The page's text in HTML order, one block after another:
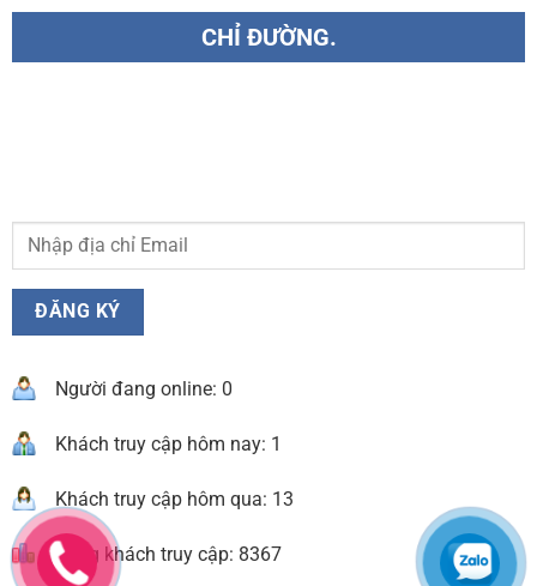
CHỈ ĐƯỜNG.
Người đang online: 0
Khách truy cập hôm nay: 1
Khách truy cập hôm qua: 13
Tổng khách truy cập: 8367